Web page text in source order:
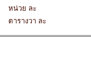
หน่วย ละ
ตารางวา ละ